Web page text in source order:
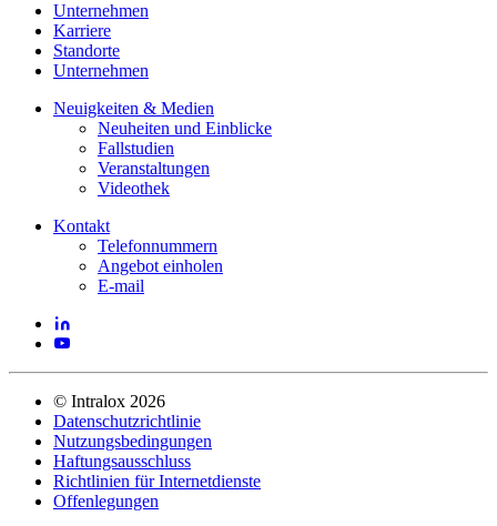
Unternehmen
Karriere
Standorte
Unternehmen
Neuigkeiten & Medien
Neuheiten und Einblicke
Fallstudien
Veranstaltungen
Videothek
Kontakt
Telefonnummern
Angebot einholen
E-mail
© Intralox 2026
Datenschutzrichtlinie
Nutzungsbedingungen
Haftungsausschluss
Richtlinien für Internetdienste
Offenlegungen